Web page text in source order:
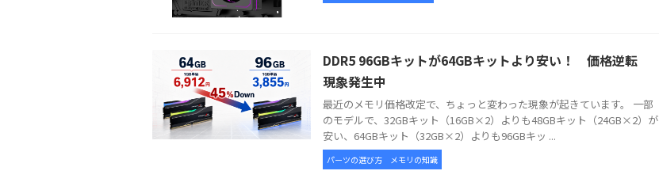
DDR5 96GBキットが64GBキットより安い！ 価格逆転
現象発生中
最近のメモリ価格改定で、ちょっと変わった現象が起きています。 一部
のモデルで、32GBキット（16GB×2）よりも48GBキット（24GB×2）が
安い、64GBキット（32GB×2）よりも96GBキッ ...
パーツの選び方 メモリの知識